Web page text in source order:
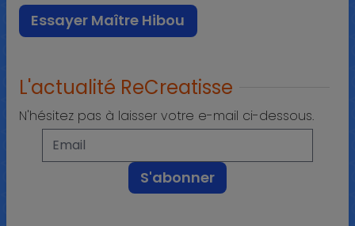
Essayer Maître Hibou
L'actualité ReCreatisse
N'hésitez pas à laisser votre e-mail ci-dessous.